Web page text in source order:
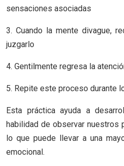
sensaciones asociadas
3. Cuando la mente divague,
juzgarlo
4. Gentilmente regresa la
5. Repite este proceso durante
Esta práctica ayuda a
habilidad de observar nuestros
lo que puede llevar a una
emocional.